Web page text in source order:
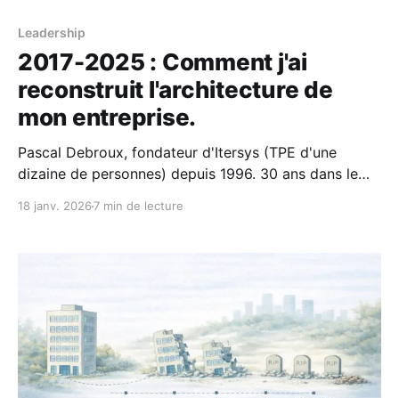
Leadership
2017-2025 : Comment j'ai
reconstruit l'architecture de
mon entreprise.
Pascal Debroux, fondateur d'Itersys (TPE d'une
dizaine de personnes) depuis 1996. 30 ans dans le
que j'ai appris. En 2017, j'ai pris une décision radicale
18 janv. 2026 7 min de lecture